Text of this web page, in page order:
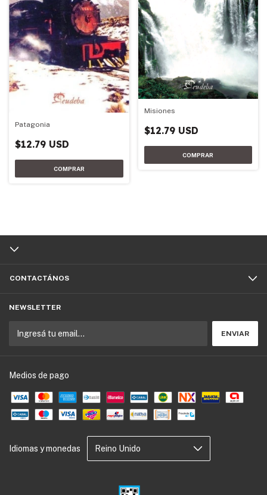
Patagonia
$12.79 USD
Misiones
$12.79 USD
CONTACTÁNOS
NEWSLETTER
Medios de pago
Idiomas y monedas